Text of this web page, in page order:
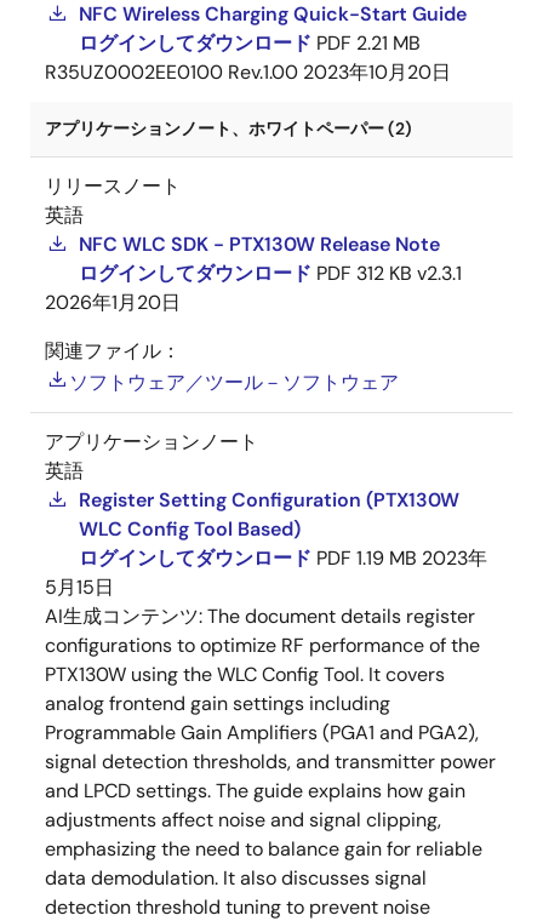
NFC Wireless Charging Quick-Start Guide
ログインしてダウンロード PDF 2.21 MB
R35UZ0002EE0100 Rev.1.00 2023年10月20日
アプリケーションノート、ホワイトペーパー (2)
リリースノート
英語
NFC WLC SDK - PTX130W Release Note
ログインしてダウンロード PDF 312 KB v2.3.1
2026年1月20日
関連ファイル：
ソフトウェア／ツール－ソフトウェア
アプリケーションノート
英語
Register Setting Configuration (PTX130W
WLC Config Tool Based)
ログインしてダウンロード PDF 1.19 MB 2023年
5月15日
AI生成コンテンツ:The document details register
configurations to optimize RF performance of the
PTX130W using the WLC Config Tool. It covers
analog frontend gain settings including
Programmable Gain Amplifiers (PGA1 and PGA2),
signal detection thresholds, and transmitter power
and LPCD settings. The guide explains how gain
adjustments affect noise and signal clipping,
emphasizing the need to balance gain for reliable
data demodulation. It also discusses signal
detection threshold tuning to prevent noise